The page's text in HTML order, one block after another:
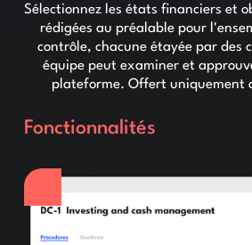
Sélectionnez les états financiers et
rédigées au préalable pour
contrôle, chacune étayée par des
équipe peut examiner et
plateforme. Offert uniquement
Fonctionnalités